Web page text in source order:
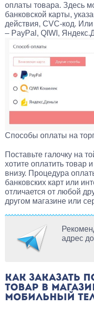
оплаты товара. Здесь
банковской карты,
действия, CVC-код.
– PayPal, QIWI,
Способы оплаты на
Поставьте галочку на
хотите оплатить товар
внизу. Процедура
банковских карт или
отличается от любой
другом магазине или
адрес
КАК ЗАКАЗАТЬ
ТОВАР В
МОБИЛЬНЫЙ